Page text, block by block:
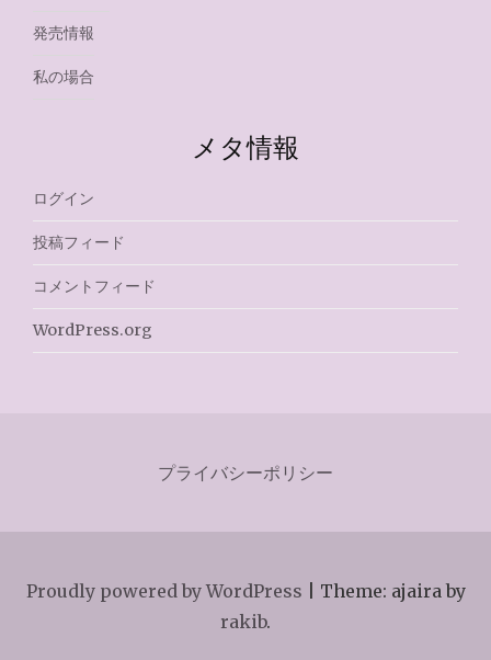
発売情報
私の場合
メタ情報
ログイン
投稿フィード
コメントフィード
WordPress.org
プライバシーポリシー
Proudly powered by WordPress
Theme: ajaira by
rakib.